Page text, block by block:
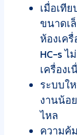
เมื่อเที
ขนาดเ
ห้องเค
HC-s ไ
เครื่อง
ระบบใ
งานน้อ
ไหล
ความคุ้